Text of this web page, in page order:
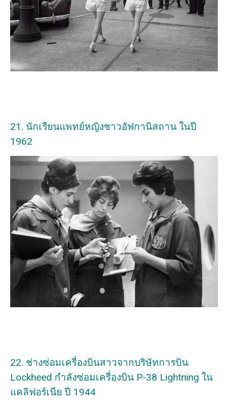
21. นักเรียนแพทย์หญิงชาวอัฟกานิสถาน ในปี
1962
22. ช่างซ่อมเครื่องบินสาวจากบริษัทการบิน
Lockheed กำลังซ่อมเครื่องบิน P-38 Lightning ใน
แคลิฟอร์เนีย ปี 1944